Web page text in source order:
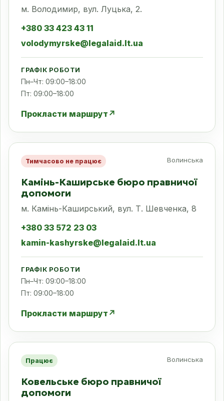
м. Володимир, вул. Луцька, 2.
+380 33 423 43 11
volodymyrske@legalaid.lt.ua
ГРАФІК РОБОТИ
Пн–Чт: 09:00–18:00
Пт: 09:00–18:00
Прокласти маршрут ↗
Тимчасово не працює Волинська
Камінь-Каширське бюро правничої
допомоги
м. Камінь-Каширський, вул. Т. Шевченка, 8
+380 33 572 23 03
kamin-kashyrske@legalaid.lt.ua
ГРАФІК РОБОТИ
Пн–Чт: 09:00–18:00
Пт: 09:00–18:00
Прокласти маршрут ↗
Працює Волинська
Ковельське бюро правничої
допомоги